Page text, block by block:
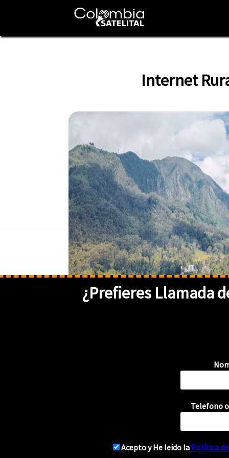
Internet
¿Prefieres Llamada
Telefono
Acepto y He leído la Política